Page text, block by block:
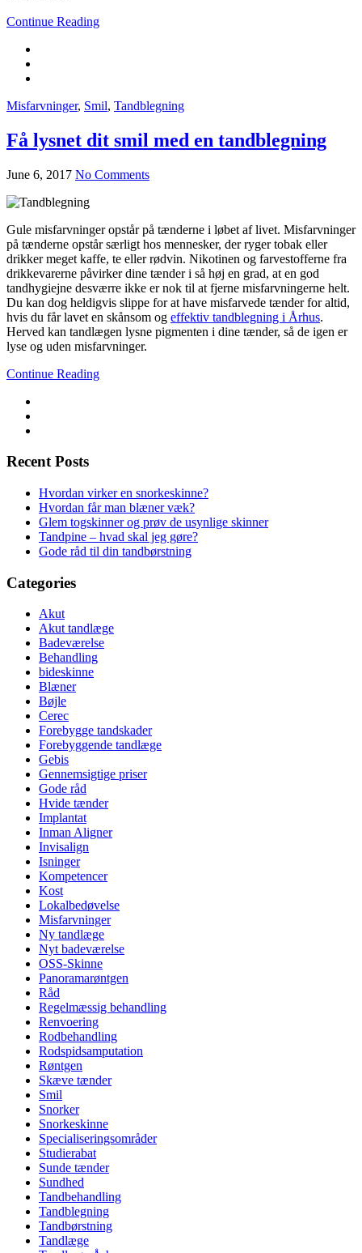
Continue Reading
Misfarvninger, Smil, Tandblegning
Få lysnet dit smil med en tandblegning
June 6, 2017 No Comments
Gule misfarvninger opstår på tænderne i løbet af livet. Misfarvninger
på tænderne opstår særligt hos mennesker, der ryger tobak eller
drikker meget kaffe, te eller rødvin. Nikotinen og farvestofferne fra
drikkevarerne påvirker dine tænder i så høj en grad, at en god
tandhygiejne desværre ikke er nok til at fjerne misfarvningerne helt.
Du kan dog heldigvis slippe for at have misfarvede tænder for altid,
hvis du får lavet en skånsom og effektiv tandblegning i Århus.
Herved kan tandlægen lysne pigmenten i dine tænder, så de igen er
lyse og uden misfarvninger.
Continue Reading
Recent Posts
Hvordan virker en snorkeskinne?
Hvordan får man blæner væk?
Glem togskinner og prøv de usynlige skinner
Tandpine – hvad skal jeg gøre?
Gode råd til din tandbørstning
Categories
Akut
Akut tandlæge
Badeværelse
Behandling
bideskinne
Blæner
Bøjle
Cerec
Forebygge tandskader
Forebyggende tandlæge
Gebis
Gennemsigtige priser
Gode råd
Hvide tænder
Implantat
Inman Aligner
Invisalign
Isninger
Kompetencer
Kost
Lokalbedøvelse
Misfarvninger
Ny tandlæge
Nyt badeværelse
OSS-Skinne
Panoramarøntgen
Råd
Regelmæssig behandling
Renvoering
Rodbehandling
Rodspidsamputation
Røntgen
Skæve tænder
Smil
Snorker
Snorkeskinne
Specialiseringsområder
Studierabat
Sunde tænder
Sundhed
Tandbehandling
Tandblegning
Tandbørstning
Tandlæge